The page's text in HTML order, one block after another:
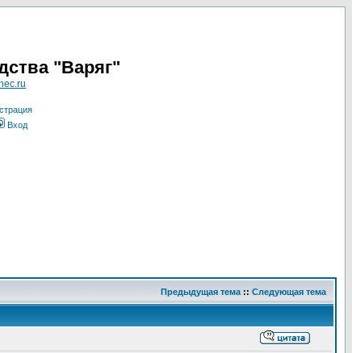
"Варяг"
Вход
Предыдущая тема :: Следующая тема